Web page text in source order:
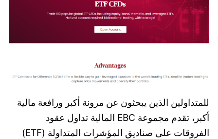
للمتداولين الذين يبحثون عن مرونة أكبر ورافعة مالية
أكبر، تقدم مجموعة EBC المالية تداول عقود
الفروقات على صناديق المؤشرات المتداولة (ETF)